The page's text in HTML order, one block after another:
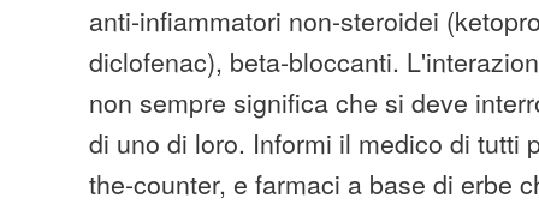
anti-infiammatori non-steroidei
diclofenac), beta-bloccanti.
non sempre significa che si deve
di uno di loro. Informi il medico di tutti
the-counter, e farmaci a base di erbe